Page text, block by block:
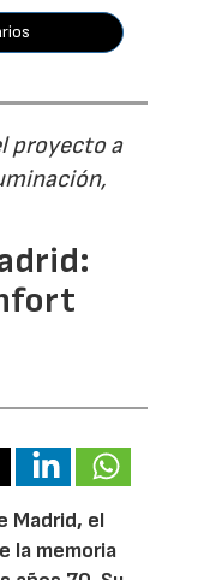
proyecto a
Madrid, el
la memoria